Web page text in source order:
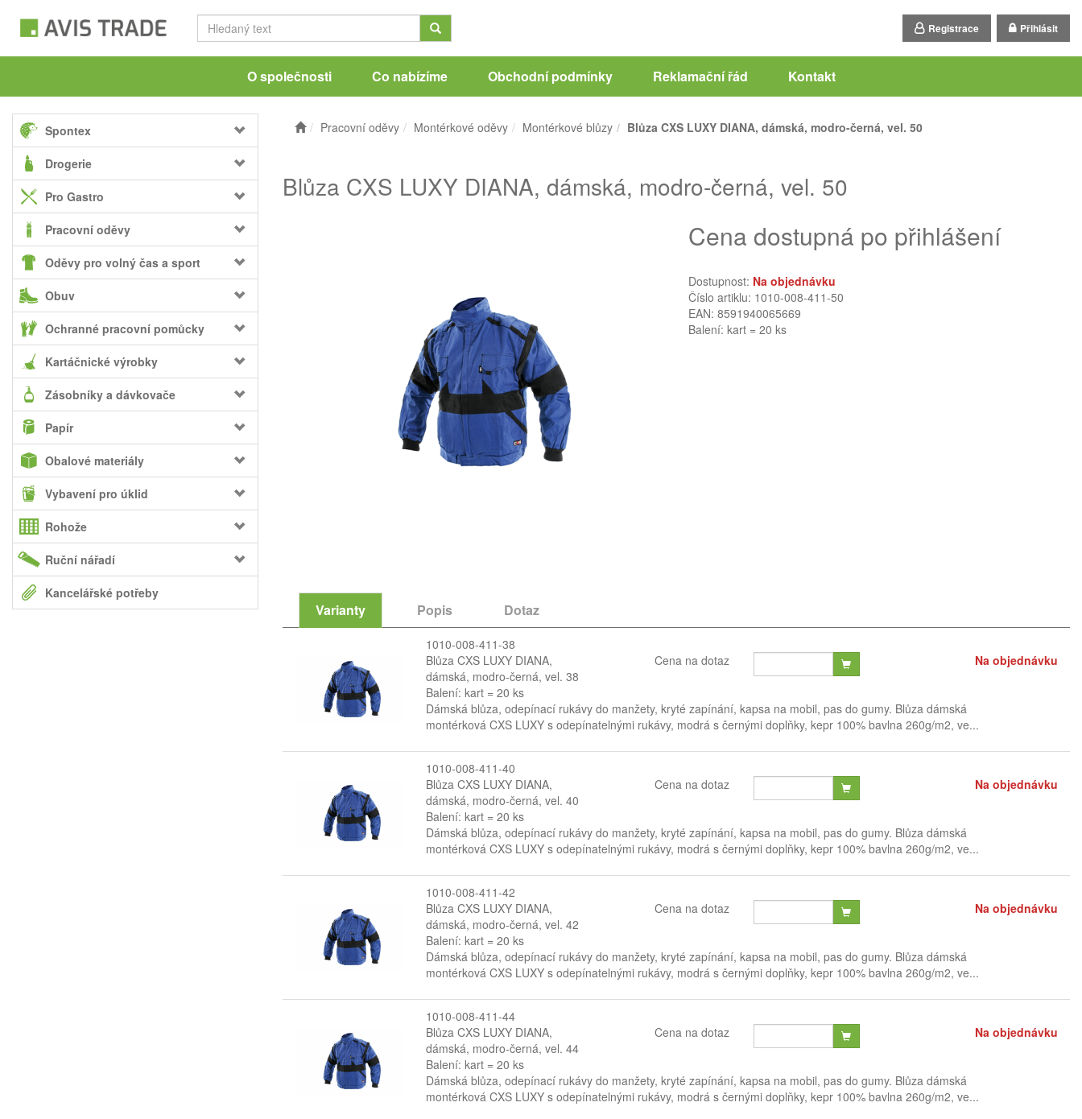
Registrace Přihlásit
O společnosti Co nabízíme Obchodní podmínky Reklamační řád Kontakt
Spontex
Drogerie
Pro Gastro
Pracovní oděvy
Oděvy pro volný čas a sport
Obuv
Ochranné pracovní pomůcky
Kartáčnické výrobky
Zásobníky a dávkovače
Papír
Obalové materiály
Vybavení pro úklid
Rohože
Ruční nářadí
Kancelářské potřeby
Pracovní oděvy Montérkové oděvy Montérkové blůzy Blůza CXS LUXY DIANA, dámská, modro-černá, vel. 50
Blůza CXS LUXY DIANA, dámská, modro-černá, vel. 50
Cena dostupná po přihlášení
Dostupnost: Na objednávku
Číslo artiklu: 1010-008-411-50
EAN: 8591940065669
Balení: kart = 20 ks
Varianty Popis Dotaz
1010-008-411-38
Blůza CXS LUXY DIANA,
dámská, modro-černá, vel. 38
Balení: kart = 20 ks
Cena na dotaz Na objednávku
Dámská blůza, odepínací rukávy do manžety, kryté zapínání, kapsa na mobil, pas do gumy. Blůza dámská
montérková CXS LUXY s odepínatelnými rukávy, modrá s černými doplňky, kepr 100% bavlna 260g/m2, ve...
1010-008-411-40
Blůza CXS LUXY DIANA,
dámská, modro-černá, vel. 40
Balení: kart = 20 ks
Cena na dotaz Na objednávku
Dámská blůza, odepínací rukávy do manžety, kryté zapínání, kapsa na mobil, pas do gumy. Blůza dámská
montérková CXS LUXY s odepínatelnými rukávy, modrá s černými doplňky, kepr 100% bavlna 260g/m2, ve...
1010-008-411-42
Blůza CXS LUXY DIANA,
dámská, modro-černá, vel. 42
Balení: kart = 20 ks
Cena na dotaz Na objednávku
Dámská blůza, odepínací rukávy do manžety, kryté zapínání, kapsa na mobil, pas do gumy. Blůza dámská
montérková CXS LUXY s odepínatelnými rukávy, modrá s černými doplňky, kepr 100% bavlna 260g/m2, ve...
1010-008-411-44
Blůza CXS LUXY DIANA,
dámská, modro-černá, vel. 44
Balení: kart = 20 ks
Cena na dotaz Na objednávku
Dámská blůza, odepínací rukávy do manžety, kryté zapínání, kapsa na mobil, pas do gumy. Blůza dámská
montérková CXS LUXY s odepínatelnými rukávy, modrá s černými doplňky, kepr 100% bavlna 260g/m2, ve...